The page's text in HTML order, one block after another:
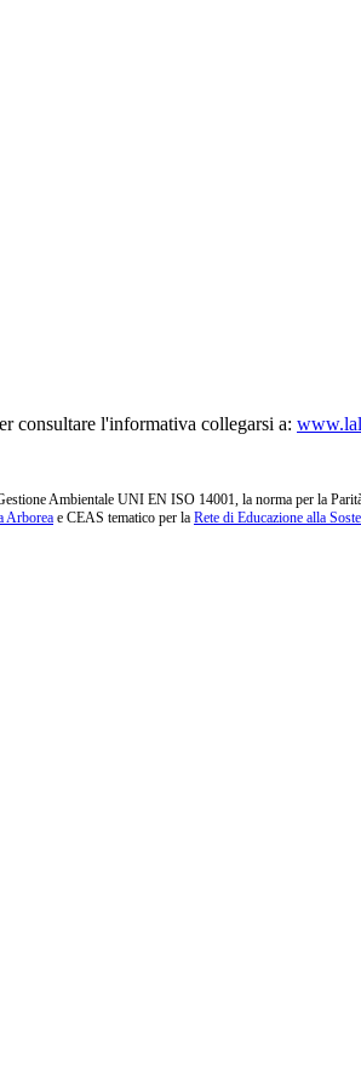
consultare l'informativa collegarsi a:
Ambientale UNI EN ISO 14001, la norma per la
Arborea e CEAS tematico per la Rete di Educazione alla